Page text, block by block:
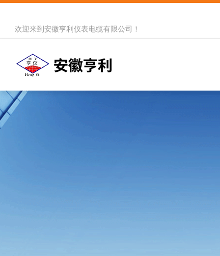
欢迎来到 安徽亨利仪表电缆有限公司 ！